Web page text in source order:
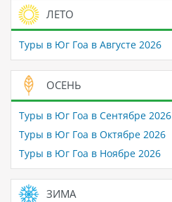
ЛЕТО
Туры в Юг Гоа в Августе 2026
ОСЕНЬ
Туры в Юг Гоа в Сентябре 2026
Туры в Юг Гоа в Октябре 2026
Туры в Юг Гоа в Ноябре 2026
ЗИМА